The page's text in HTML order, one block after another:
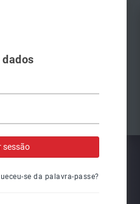
se da palavra-passe?